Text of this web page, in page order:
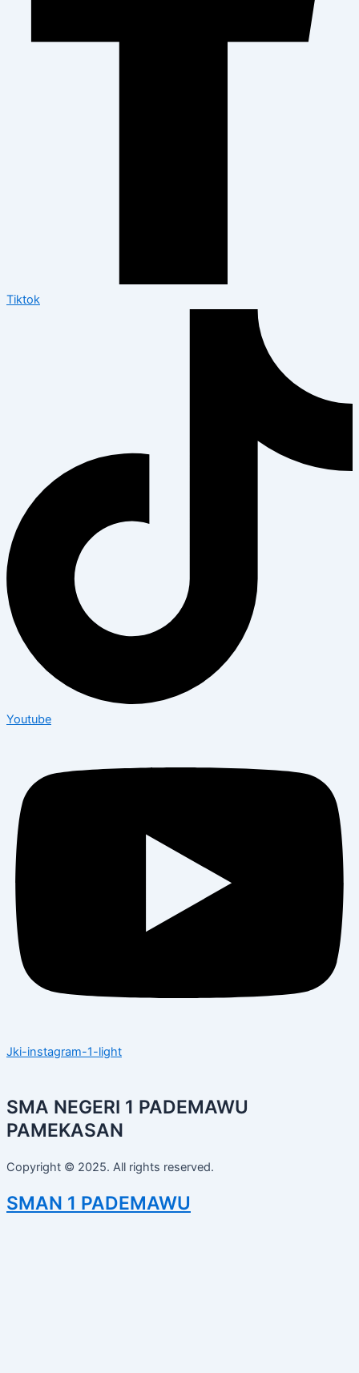
Tiktok
Youtube
Jki-instagram-1-light
SMA NEGERI 1 PADEMAWU
PAMEKASAN
Copyright © 2025. All rights reserved.
SMAN 1 PADEMAWU